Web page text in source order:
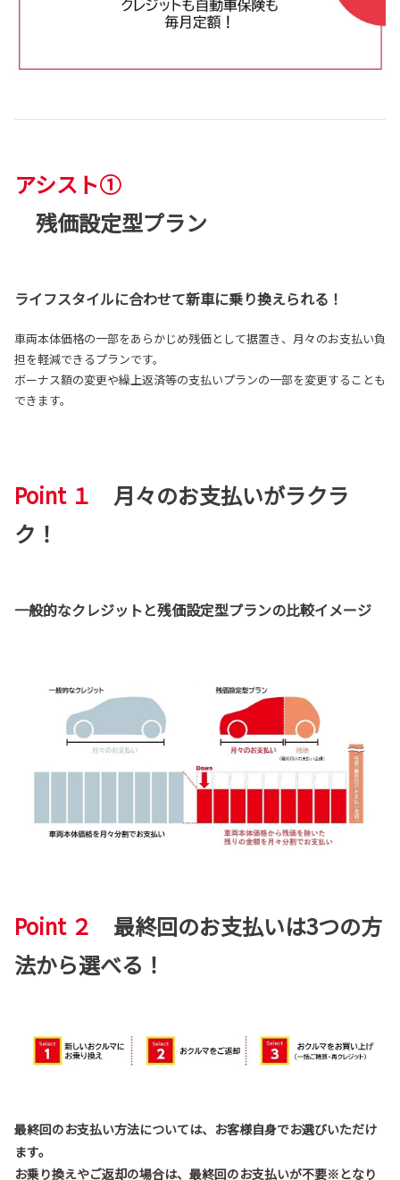
アシスト①
残価設定型プラン
ライフスタイルに合わせて新車に乗り換えられる！
車両本体価格の一部をあらかじめ残価として据置き、月々のお支払い負
担を軽減できるプランです。
ボーナス額の変更や繰上返済等の支払いプランの一部を変更することも
できます。
Point １ 月々のお支払いがラクラ
ク！
一般的なクレジットと残価設定型プランの比較イメージ
Point ２ 最終回のお支払いは3つの方
法から選べる！
最終回のお支払い方法については、お客様自身でお選びいただけ
ます。
お乗り換えやご返却の場合は、最終回のお支払いが不要※となり